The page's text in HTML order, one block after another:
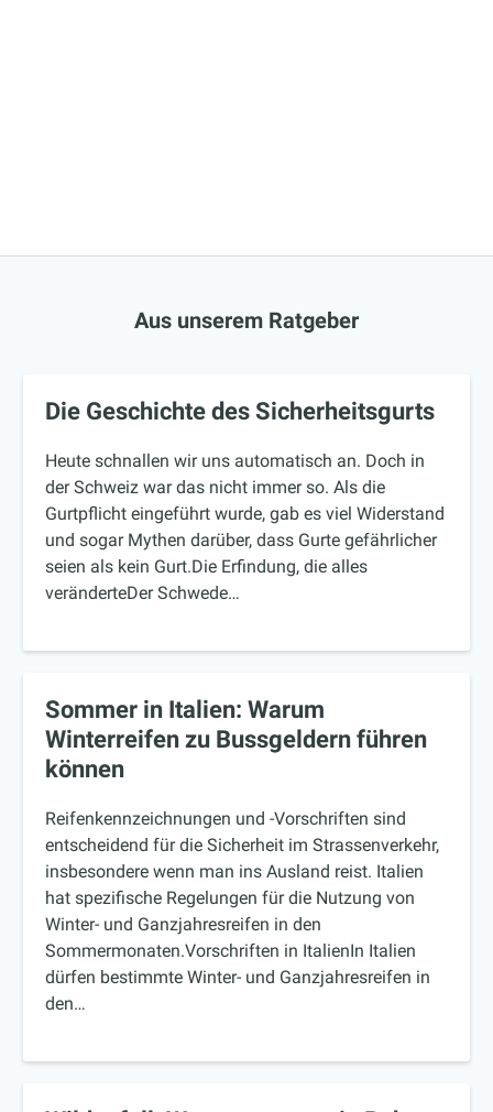
Aus unserem Ratgeber
Die Geschichte des Sicherheitsgurts
Heute schnallen wir uns automatisch an. Doch in
der Schweiz war das nicht immer so. Als die
Gurtpflicht eingeführt wurde, gab es viel Widerstand
und sogar Mythen darüber, dass Gurte gefährlicher
seien als kein Gurt.Die Erfindung, die alles
veränderteDer Schwede…
Sommer in Italien: Warum
Winterreifen zu Bussgeldern führen
können
Reifenkennzeichnungen und -Vorschriften sind
entscheidend für die Sicherheit im Strassenverkehr,
insbesondere wenn man ins Ausland reist. Italien
hat spezifische Regelungen für die Nutzung von
Winter- und Ganzjahresreifen in den
Sommermonaten.Vorschriften in ItalienIn Italien
dürfen bestimmte Winter- und Ganzjahresreifen in
den…